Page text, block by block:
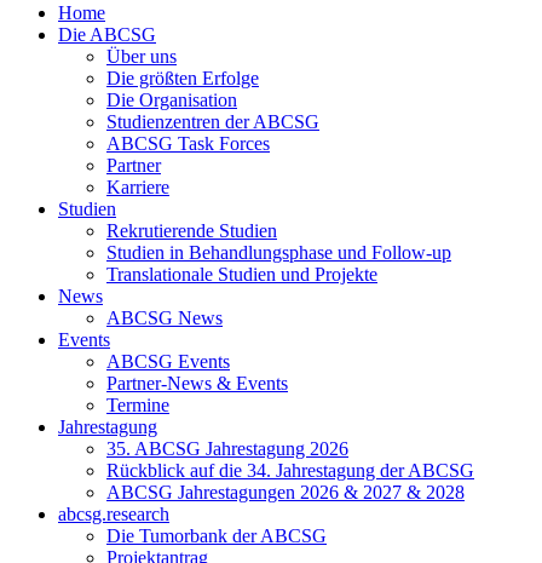
Home
Die ABCSG
Über uns
Die größten Erfolge
Die Organisation
Studienzentren der ABCSG
ABCSG Task Forces
Partner
Karriere
Studien
Rekrutierende Studien
Studien in Behandlungsphase und Follow-up
Translationale Studien und Projekte
News
ABCSG News
Events
ABCSG Events
Partner-News & Events
Termine
Jahrestagung
35. ABCSG Jahrestagung 2026
Rückblick auf die 34. Jahrestagung der ABCSG
ABCSG Jahrestagungen 2026 & 2027 & 2028
abcsg.research
Die Tumorbank der ABCSG
Projektantrag